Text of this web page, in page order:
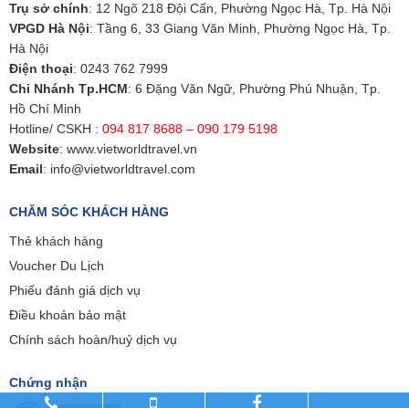
Trụ sở chính: 12 Ngõ 218 Đội Cấn, Phường Ngọc Hà, Tp. Hà Nội
VPGD Hà Nội: Tầng 6, 33 Giang Văn Minh, Phường Ngọc Hà, Tp.
Hà Nội
Điện thoại: 0243 762 7999
Chi Nhánh Tp.HCM: 6 Đặng Văn Ngữ, Phường Phú Nhuận, Tp.
Hồ Chí Minh
Hotline/ CSKH : 094 817 8688 – 090 179 5198
Website: www.vietworldtravel.vn
Email: info@vietworldtravel.com
CHĂM SÓC KHÁCH HÀNG
Thẻ khách hàng
Voucher Du Lịch
Phiếu đánh giá dịch vụ
Điều khoản bảo mật
Chính sách hoàn/huỷ dịch vụ
Chứng nhận